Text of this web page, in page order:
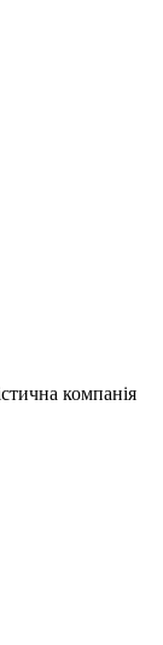
компанія